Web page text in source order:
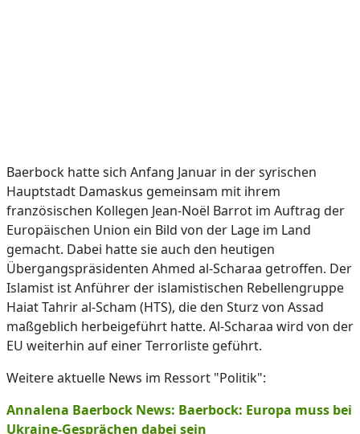
Baerbock hatte sich Anfang Januar in der syrischen
Hauptstadt Damaskus gemeinsam mit ihrem
französischen Kollegen Jean-Noël Barrot im Auftrag der
Europäischen Union ein Bild von der Lage im Land
gemacht. Dabei hatte sie auch den heutigen
Übergangspräsidenten Ahmed al-Scharaa getroffen. Der
Islamist ist Anführer der islamistischen Rebellengruppe
Haiat Tahrir al-Scham (HTS), die den Sturz von Assad
maßgeblich herbeigeführt hatte. Al-Scharaa wird von der
EU weiterhin auf einer Terrorliste geführt.
Weitere aktuelle News im Ressort "Politik":
Annalena Baerbock News: Baerbock: Europa muss bei
Ukraine-Gesprächen dabei sein